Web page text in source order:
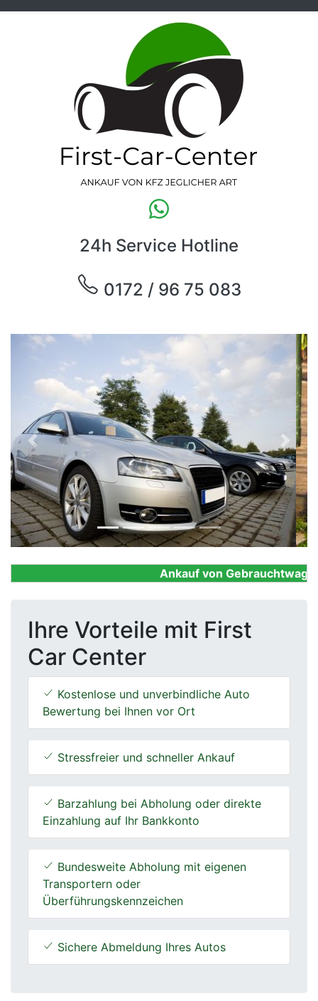
24h Service Hotline
0172 / 96 75 083
Previous Next
Ankauf von
Ihre Vorteile mit First
Car Center
Kostenlose und unverbindliche Auto
Bewertung bei Ihnen vor Ort
Stressfreier und schneller Ankauf
Barzahlung bei Abholung oder direkte
Einzahlung auf Ihr Bankkonto
Bundesweite Abholung mit eigenen
Transportern oder
Überführungskennzeichen
Sichere Abmeldung Ihres Autos